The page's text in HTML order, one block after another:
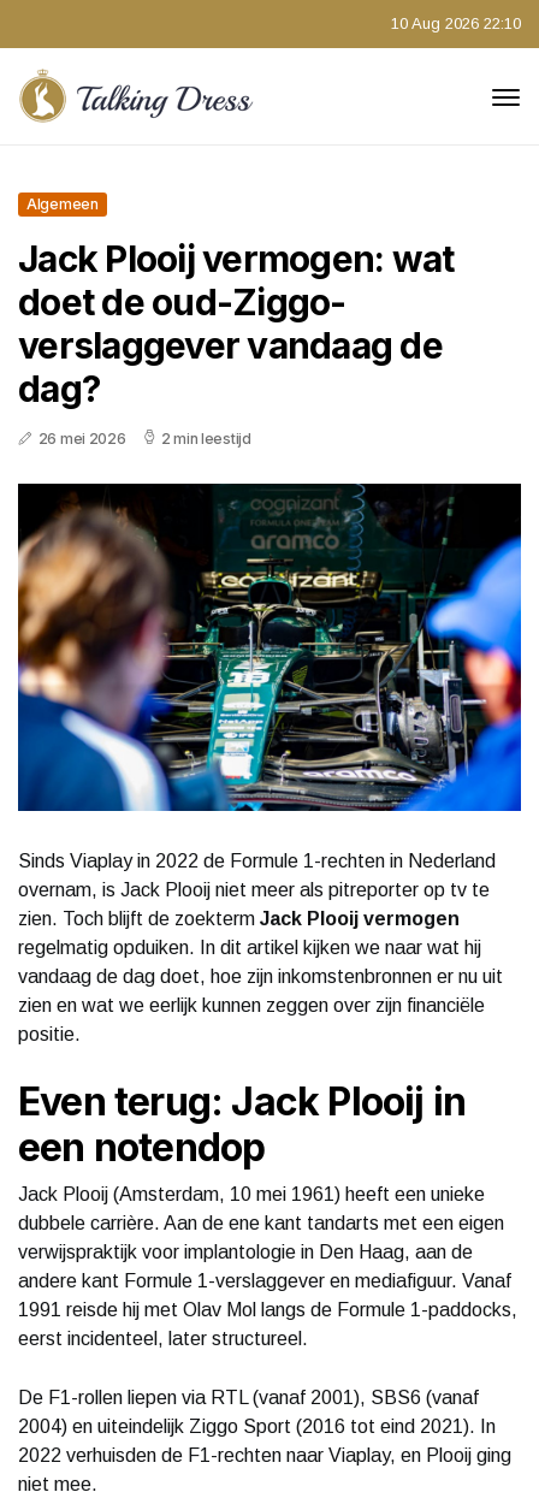
10 Aug 2026 22:10
Algemeen
Jack Plooij vermogen: wat
doet de oud-Ziggo-
verslaggever vandaag de
dag?
26 mei 2026 2 min leestijd
Sinds Viaplay in 2022 de Formule 1-rechten in Nederland
overnam, is Jack Plooij niet meer als pitreporter op tv te
zien. Toch blijft de zoekterm Jack Plooij vermogen
regelmatig opduiken. In dit artikel kijken we naar wat hij
vandaag de dag doet, hoe zijn inkomstenbronnen er nu uit
zien en wat we eerlijk kunnen zeggen over zijn financiële
positie.
Even terug: Jack Plooij in
een notendop
Jack Plooij (Amsterdam, 10 mei 1961) heeft een unieke
dubbele carrière. Aan de ene kant tandarts met een eigen
verwijspraktijk voor implantologie in Den Haag, aan de
andere kant Formule 1-verslaggever en mediafiguur. Vanaf
1991 reisde hij met Olav Mol langs de Formule 1-paddocks,
eerst incidenteel, later structureel.
De F1-rollen liepen via RTL (vanaf 2001), SBS6 (vanaf
2004) en uiteindelijk Ziggo Sport (2016 tot eind 2021). In
2022 verhuisden de F1-rechten naar Viaplay, en Plooij ging
niet mee.